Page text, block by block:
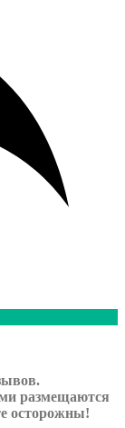
размещаются
осторожны!